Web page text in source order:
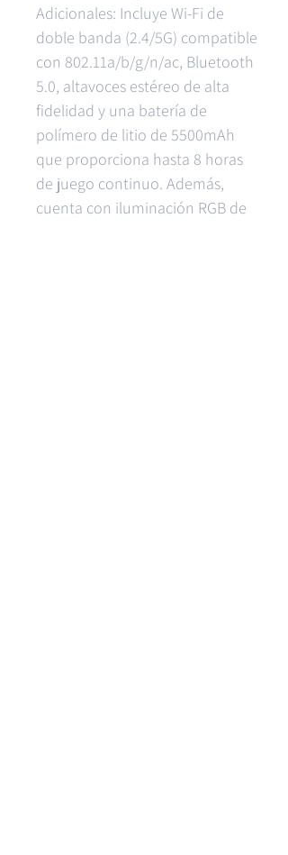
Adicionales: Incluye Wi-Fi de
doble banda (2.4/5G) compatible
con 802.11a/b/g/n/ac, Bluetooth
5.0, altavoces estéreo de alta
fidelidad y una batería de
polímero de litio de 5500mAh
que proporciona hasta 8 horas
de juego continuo. Además,
cuenta con iluminación RGB de